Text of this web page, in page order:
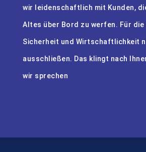
wir leidenschaftlich mit Kunden,
Altes über Bord zu werfen. Für
Sicherheit und Wirtschaftlichkeit
ausschließen. Das klingt nach
wir sprechen